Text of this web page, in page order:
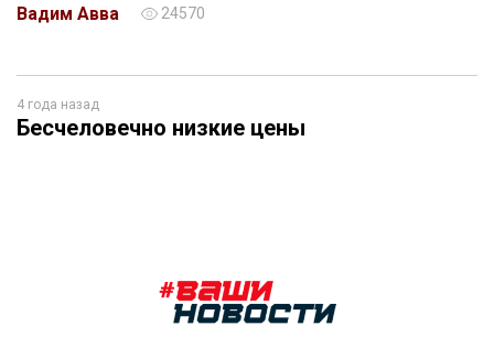
Вадим Авва 24570
4 года назад
Бесчеловечно низкие цены